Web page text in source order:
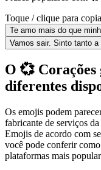
Toque / clique para
Te amo mais do que
Vamos sair. Sinto tanto
O 💞
diferentes
Os emojis podem
fabricante de serviços
Emojis de acordo com
você pode conferir
plataformas mais